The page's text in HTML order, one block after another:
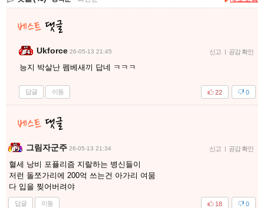
Ukforce 26-05-13 21:45 신고 공감 확인
능지 박살난 펨베새끼 답네 ㅋㅋㅋ
답글 이동 0
22
그림자군주 26-05-13 21:34 신고 공감 확인
혈세 낭비 포퓰리즘 지랄하는 병신들이
저런 돌쪼가리에 200억 쓰는건 아가리 여뭄
다 입을 찢어버려야
답글 이동 0
18